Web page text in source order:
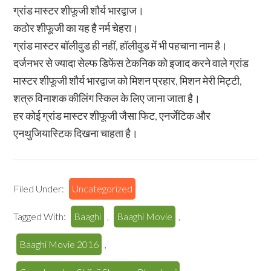
ग्रांड मास्टर शीफूजी शौर्य भारद्वाज।
कठोर शीफूजी का यह है नर्म चेहरा।
ग्रांड मास्टर बॉलीवुड ही नहीं, हॉलीवुड में भी पहचाना नाम है।
दर्जनभर से ज्यादा सेल्फ डिफेंस टेकनिक को इजाद करने वाले ग्रांड
मास्टर शीफूजी शौर्य भारद्वाज को मिशन प्रहार, मिशन मेरी मिट्टी,
शत्रु विनाशक कीलिंग स्किल के लिए जाना जाता है।
हर कोई ग्रांड मास्टर शीफूजी जैसा फिट, एनर्जेटिक और
एनथुजियास्टिक दिखना चाहता है।
Filed Under: Uncategorized
Tagged With: Baaghi , Baaghi Movie ,
Baaghi Movie 2016 ,